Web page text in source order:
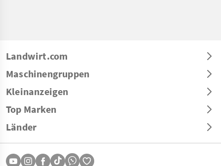
Landwirt.com
Maschinengruppen
Kleinanzeigen
Top Marken
Länder